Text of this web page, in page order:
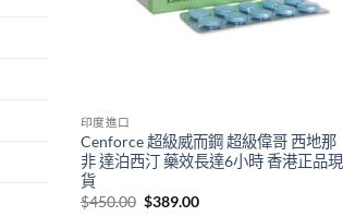
印度進口
Cenforce 超級威而鋼 超級偉哥 西地那
非 達泊西汀 藥效長達6小時 香港正品現
貨
$450.00 Original
$389.00Current